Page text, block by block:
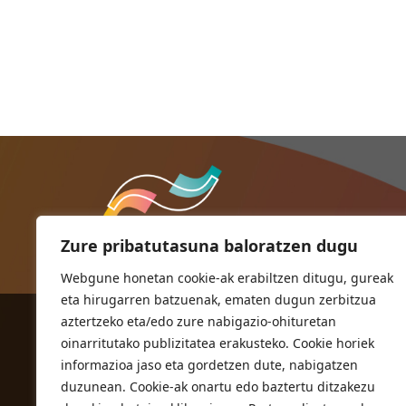
Zure pribatutasuna baloratzen dugu
Webgune honetan cookie-ak erabiltzen ditugu, gureak
eta hirugarren batzuenak, ematen dugun zerbitzua
aztertzeko eta/edo zure nabigazio-ohituretan
oinarritutako publizitatea erakusteko. Cookie horiek
informazioa jaso eta gordetzen dute, nabigatzen
duzunean. Cookie-ak onartu edo baztertu ditzakezu
ORIOKO UDALA
Herriko plaza,1
20810 Orio (Gipuzkoa)
T. 943 83 03 46